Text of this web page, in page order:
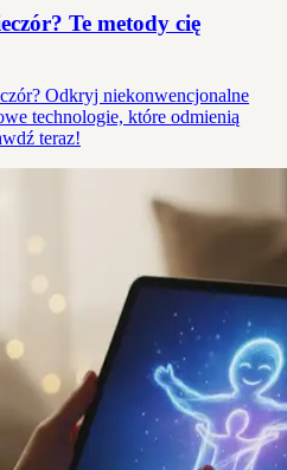
Te metody cię
Odkryj niekonwencjonalne
technologie, które odmienią
teraz!